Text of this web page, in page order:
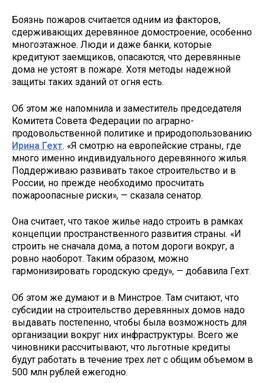
Боязнь пожаров считается одним из факторов,
сдерживающих деревянное домостроение, особенно
многоэтажное. Люди и даже банки, которые
кредитуют заемщиков, опасаются, что деревянные
дома не устоят в пожаре. Хотя методы надежной
защиты таких зданий от огня есть.
Об этом же напомнила и заместитель председателя
Комитета Совета Федерации по аграрно-
продовольственной политике и природопользованию
Ирина Гехт. «Я смотрю на европейские страны, где
много именно индивидуального деревянного жилья.
Поддерживаю развивать такое строительство и в
России, но прежде необходимо просчитать
пожароопасные риски», — сказала сенатор.
Она считает, что такое жилье надо строить в рамках
концепции пространственного развития страны. «И
строить не сначала дома, а потом дороги вокруг, а
ровно наоборот. Таким образом, можно
гармонизировать городскую среду», — добавила Гехт.
Об этом же думают и в Минстрое. Там считают, что
субсидии на строительство деревянных домов надо
выдавать постепенно, чтобы была возможность для
организации вокруг них инфраструктуры. Всего же
чиновники рассчитывают, что льготные кредиты
будут работать в течение трех лет с общим объемом в
500 млн рублей ежегодно.